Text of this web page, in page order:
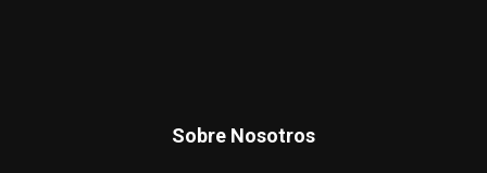
Sobre Nosotros